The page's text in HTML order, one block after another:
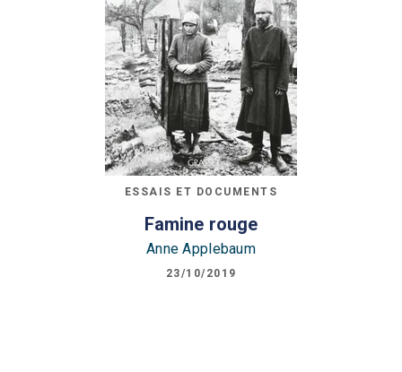
ESSAIS ET DOCUMENTS
Famine rouge
Anne Applebaum
23/10/2019